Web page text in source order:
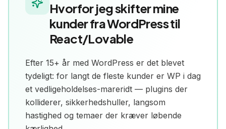
Hvorfor jeg skifter mine
kunder fraWordPresstil
React/Lovable
Efter 15+ år med WordPress er det blevet
tydeligt: for langt de fleste kunder er WP i dag
et vedligeholdelses-mareridt — plugins der
kolliderer, sikkerhedshuller, langsom
hastighed og temaer der kræver løbende